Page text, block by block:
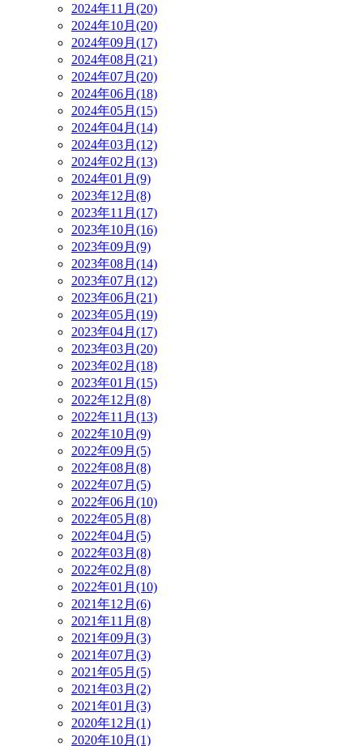
2024年11月(20)
2024年10月(20)
2024年09月(17)
2024年08月(21)
2024年07月(20)
2024年06月(18)
2024年05月(15)
2024年04月(14)
2024年03月(12)
2024年02月(13)
2024年01月(9)
2023年12月(8)
2023年11月(17)
2023年10月(16)
2023年09月(9)
2023年08月(14)
2023年07月(12)
2023年06月(21)
2023年05月(19)
2023年04月(17)
2023年03月(20)
2023年02月(18)
2023年01月(15)
2022年12月(8)
2022年11月(13)
2022年10月(9)
2022年09月(5)
2022年08月(8)
2022年07月(5)
2022年06月(10)
2022年05月(8)
2022年04月(5)
2022年03月(8)
2022年02月(8)
2022年01月(10)
2021年12月(6)
2021年11月(8)
2021年09月(3)
2021年07月(3)
2021年05月(5)
2021年03月(2)
2021年01月(3)
2020年12月(1)
2020年10月(1)